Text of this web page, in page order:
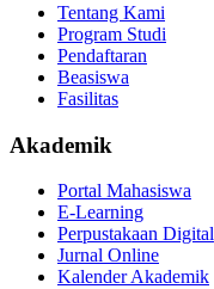
Tentang Kami
Program Studi
Pendaftaran
Beasiswa
Fasilitas
Akademik
Portal Mahasiswa
E-Learning
Perpustakaan Digital
Jurnal Online
Kalender Akademik